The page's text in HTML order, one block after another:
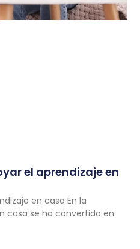
el aprendizaje en
en casa En la
casa se ha convertido en